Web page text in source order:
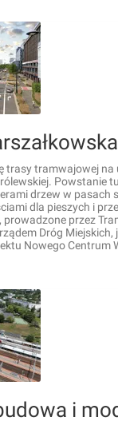
trasy tramwajowej na
Powstanie
drzew w pasach
dla pieszych i
prowadzone przez
Dróg Miejskich,
Nowego Centrum